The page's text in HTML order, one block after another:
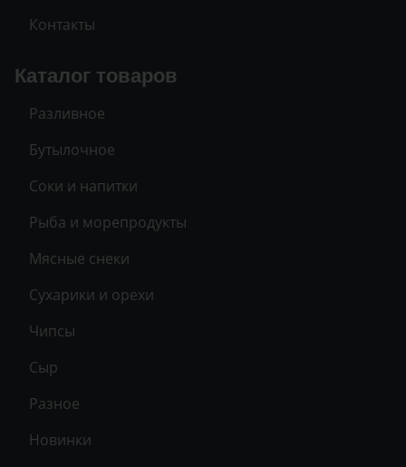
Контакты
Каталог товаров
Разливное
Бутылочное
Соки и напитки
Рыба и морепродукты
Мясные снеки
Сухарики и орехи
Чипсы
Сыр
Разное
Новинки